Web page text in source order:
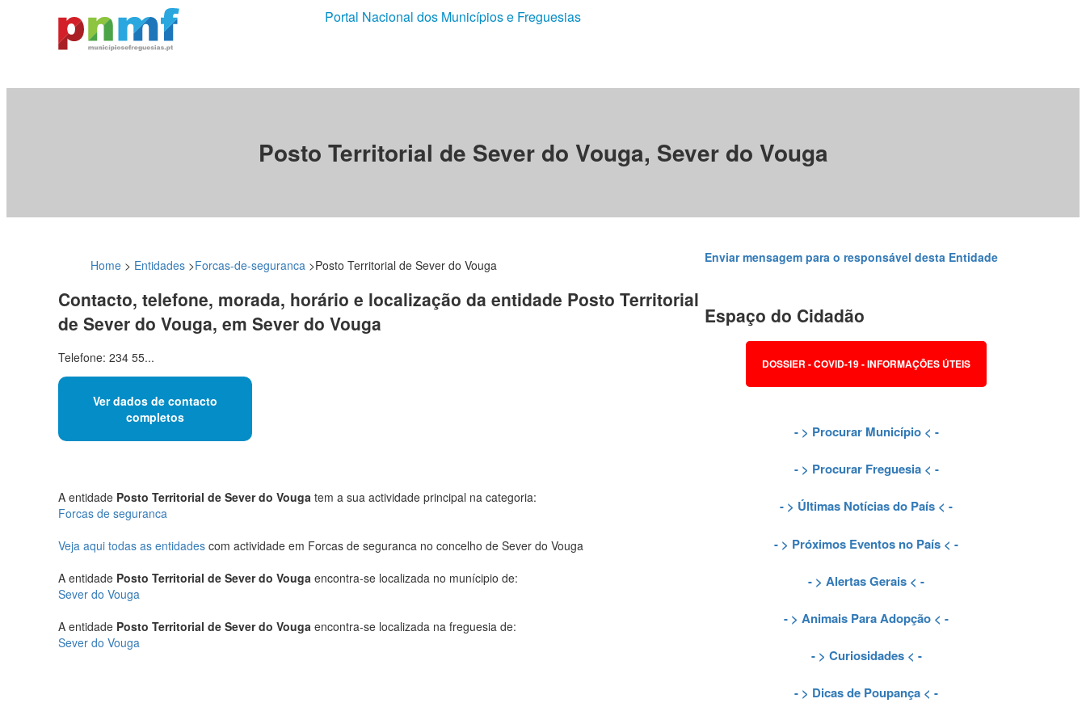
Portal Nacional dos Municípios e Freguesias
Posto Territorial de Sever do Vouga, Sever do Vouga
Home > Entidades >Forcas-de-seguranca >Posto Territorial de Sever do Vouga
Contacto, telefone, morada, horário e localização da entidade Posto Territorial
de Sever do Vouga, em Sever do Vouga
Telefone: 234 55...
Ver dados de contacto
completos
A entidade Posto Territorial de Sever do Vouga tem a sua actividade principal na categoria:
Forcas de seguranca
Veja aqui todas as entidades com actividade em Forcas de seguranca no concelho de Sever do Vouga
A entidade Posto Territorial de Sever do Vouga encontra-se localizada no munícipio de:
Sever do Vouga
A entidade Posto Territorial de Sever do Vouga encontra-se localizada na freguesia de:
Sever do Vouga
Enviar mensagem para o responsável desta Entidade
Espaço do Cidadão
DOSSIER - COVID-19 - INFORMAÇÕES ÚTEIS
- > Procurar Município< -
- > Procurar Freguesia< -
- > Últimas Notícias do País < -
- > Próximos Eventos no País < -
- > Alertas Gerais < -
- > Animais Para Adopção < -
- > Curiosidades< -
- > Dicas de Poupança < -